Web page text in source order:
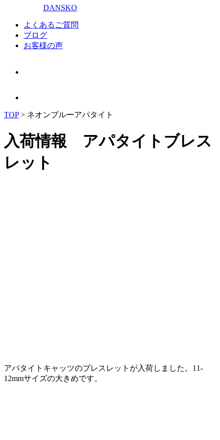
DANSKO
よくあるご質問
ブログ
お客様の声
TOP> ネオンブルーアパタイト
入荷情報 アパタイトブレス
レット
アパタイトキャッツのブレスレットが入荷しました。11-
12mmサイズの大きめです。